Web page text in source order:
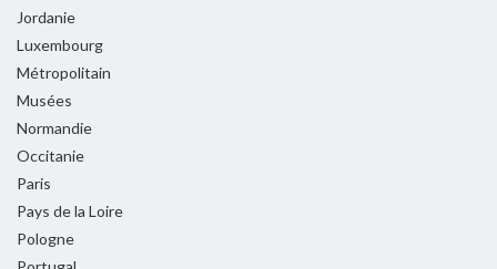
Jordanie
Luxembourg
Métropolitain
Musées
Normandie
Occitanie
Paris
Pays de la Loire
Pologne